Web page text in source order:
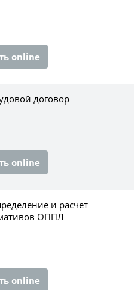
online
договор
online
и расчет
ОППЛ
online